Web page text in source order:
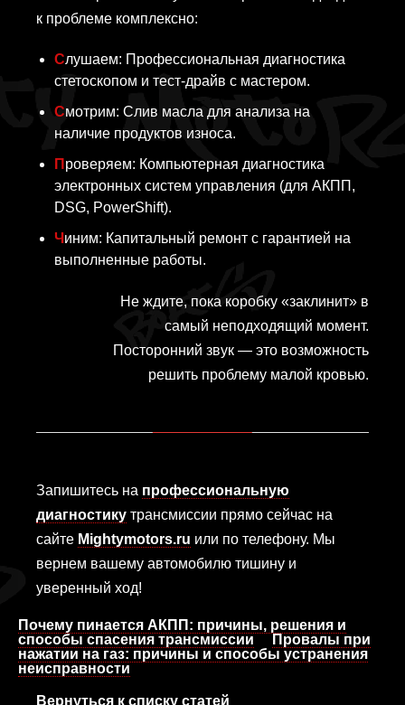
к проблеме комплексно:
Слушаем: Профессиональная диагностика
стетоскопом и тест-драйв с мастером.
Смотрим: Слив масла для анализа на
наличие продуктов износа.
Проверяем: Компьютерная диагностика
электронных систем управления (для АКПП,
DSG, PowerShift).
Чиним: Капитальный ремонт с гарантией на
выполненные работы.
Не ждите, пока коробку «заклинит» в
самый неподходящий момент.
Посторонний звук — это возможность
решить проблему малой кровью.
Запишитесь на профессиональную
диагностику трансмиссии прямо сейчас на
сайте Mightymotors.ru или по телефону. Мы
вернем вашему автомобилю тишину и
уверенный ход!
Почему пинается АКПП: причины, решения и
способы спасения трансмиссии
Провалы при
нажатии на газ: причины и способы устранения
неисправности
Вернуться к списку статей